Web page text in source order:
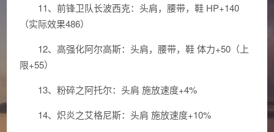
11、前锋卫队长波西克：头肩，腰带，鞋 HP+140
（实际效果486）
12、高强化阿尔高斯：头肩，腰带，鞋 体力+50（上
限+55）
13、粉碎之阿托尔：头肩 施放速度+4%
14、炽炎之艾格尼斯：头肩 施放速度+10%